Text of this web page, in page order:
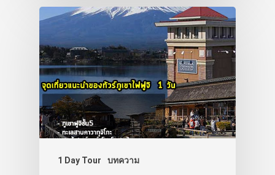
1 Day Tour บทความ
ภาพประทับใจ